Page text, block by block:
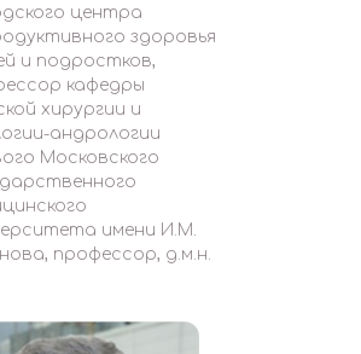
центра
здоровья
и подростков,
кафедры
хирургии и
андрологии
Московского
имени И.М.
профессор, д.м.н.